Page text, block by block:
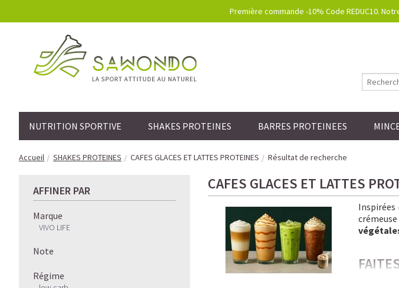
Première commande -10% Code REDUC10.
NUTRITION SPORTIVE SHAKES PROTEINES BARRES PROTEINEES
Accueil SHAKES PROTEINES CAFES GLACES ET LATTES PROTEINES Résultat de recherche
AFFINER PAR
Marque
VIVO LIFE
Note
Régime
CAFES GLACES ET LATTES
Inspirées